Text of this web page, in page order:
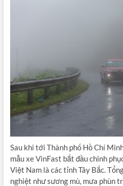
Sau khi tới Thành phố Hồ Chí
mẫu xe VinFast bắt đầu chinh
Việt Nam là các tỉnh Tây Bắc.
nghiệt như sương mù, mưa phùn